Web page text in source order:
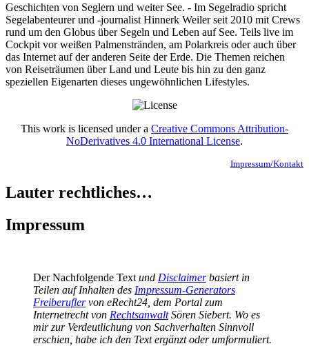
Geschichten von Seglern und weiter See. - Im Segelradio spricht
Segelabenteurer und -journalist Hinnerk Weiler seit 2010 mit Crews
rund um den Globus über Segeln und Leben auf See. Teils live im
Cockpit vor weißen Palmenstränden, am Polarkreis oder auch über
das Internet auf der anderen Seite der Erde. Die Themen reichen
von Reiseträumen über Land und Leute bis hin zu den ganz
speziellen Eigenarten dieses ungewöhnlichen Lifestyles.
This work is licensed under a Creative Commons Attribution-
NoDerivatives 4.0 International License.
Impressum/Kontakt
Lauter rechtliches…
Impressum
Der Nachfolgende Text und Disclaimerbasiert in
Teilen auf Inhalten des Impressum-Generators
Freiberuflervon eRecht24, dem Portal zum
Internetrecht von RechtsanwaltSören Siebert. Wo es
mir zur Verdeutlichung von Sachverhalten Sinnvoll
erschien, habe ich den Text ergänzt oder umformuliert.